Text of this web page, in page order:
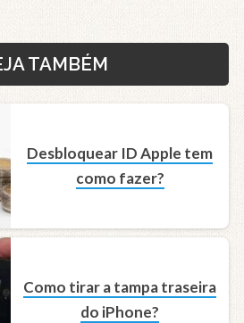
TAMBÉM
Desbloquear ID Apple tem
como fazer?
Como tirar a tampa traseira
do iPhone?